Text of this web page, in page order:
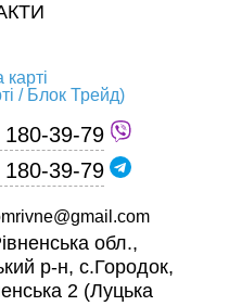
/ Блок Трейд)
180-39-79
180-39-79
обл.,
р-н, с.Городок,
2 (Луцька